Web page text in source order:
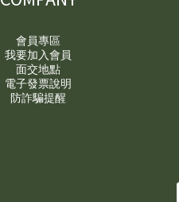
會員專區
我要加入會員
面交地點
電子發票說明
防詐騙提醒